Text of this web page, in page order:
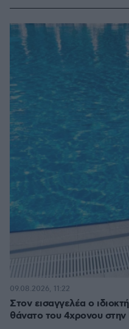
Στον εισαγγελέα ο
θάνατο του 4χρονου
09.08.2026, 11:22